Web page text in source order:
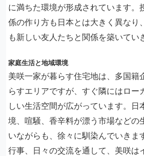
に満ちた環境が形成されています。
係の作り方も日本とは大きく異なり
も新しい友人たちと関係を築いてい
家庭生活と地域環境
美咲一家が暮らす住宅地は、多国籍
らすエリアですが、すぐ隣にはロー
しい生活空間が広がっています。日
境、喧騒、香辛料が漂う市場などの
いながらも、徐々に馴染んでいきま
行事、日々の交流を通して、美咲は